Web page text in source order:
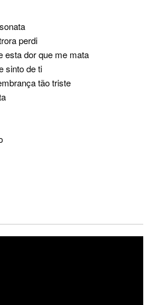
perdi
esta dor que me mata
sinto de ti
tão triste